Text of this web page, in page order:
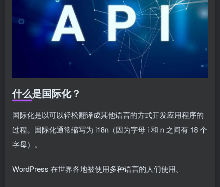
什么是国际化？
国际化是以可以轻松翻译成其他语言的方式开发应用程序的
过程。国际化通常缩写为 i18n（因为字母 i 和 n 之间有 18 个
字母）。
WordPress 在世界各地被使用多种语言的人们使用。